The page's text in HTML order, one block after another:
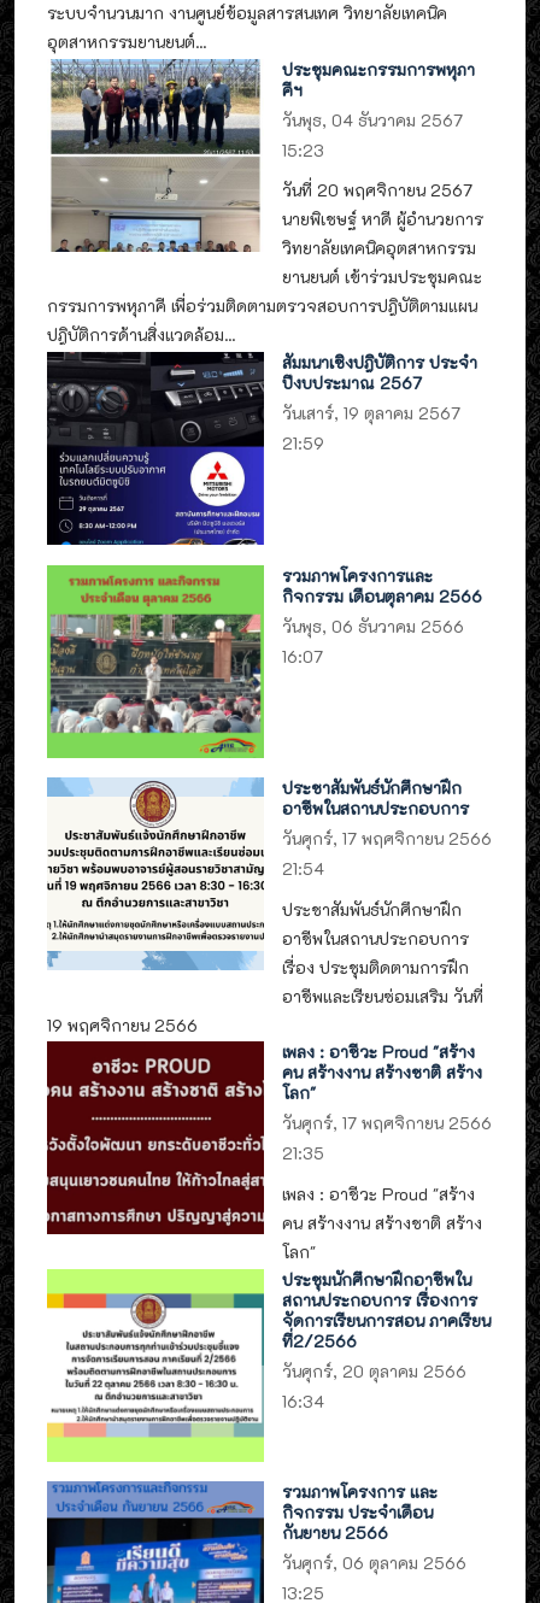
ระบบจำนวนมาก งานศูนย์ข้อมูลสารสนเทศ วิทยาลัยเทคนิค
อุตสาหกรรมยานยนต์...
ประชุมคณะกรรมการพหุภา
คีฯ
วันพุธ, 04 ธันวาคม 2567
15:23
วันที่ 20 พฤศจิกายน 2567
นายพิเชษฐ์ หาดี ผู้อำนวยการ
วิทยาลัยเทคนิคอุตสาหกรรม
ยานยนต์ เข้าร่วมประชุมคณะ
กรรมการพหุภาคี เพื่อร่วมติดตามตรวจสอบการปฎิบัติตามแผน
ปฎิบัติการด้านสิ่งแวดล้อม...
สัมมนาเชิงปฎิบัติการ ประจำ
ปีงบประมาณ 2567
วันเสาร์, 19 ตุลาคม 2567
21:59
รวมภาพโครงการและ
กิจกรรม เดือนตุลาคม 2566
วันพุธ, 06 ธันวาคม 2566
16:07
ประชาสัมพันธ์นักศึกษาฝึก
อาชีพในสถานประกอบการ
วันศุกร์, 17 พฤศจิกายน 2566
21:54
ประชาสัมพันธ์นักศึกษาฝึก
อาชีพในสถานประกอบการ
เรื่อง ประชุมติดตามการฝึก
อาชีพและเรียนซ่อมเสริม วันที่
19 พฤศจิกายน 2566
เพลง : อาชีวะ Proud "สร้าง
คน สร้างงาน สร้างชาติ สร้าง
โลก"
วันศุกร์, 17 พฤศจิกายน 2566
21:35
เพลง : อาชีวะ Proud "สร้าง
คน สร้างงาน สร้างชาติ สร้าง
โลก"
ประชุมนักศึกษาฝึกอาชีพใน
สถานประกอบการ เรื่องการ
จัดการเรียนการสอน ภาคเรียน
ที่2/2566
วันศุกร์, 20 ตุลาคม 2566
16:34
รวมภาพโครงการ และ
กิจกรรม ประจำเดือน
กันยายน 2566
วันศุกร์, 06 ตุลาคม 2566
13:25